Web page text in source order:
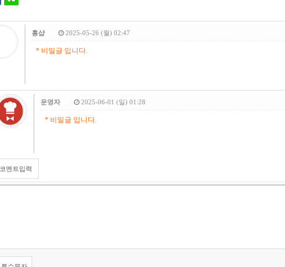
흥샵 2025-05-26 (월) 02:47
* 비밀글 입니다.
운영자 2025-06-01 (일) 01:28
* 비밀글 입니다.
코멘트입력